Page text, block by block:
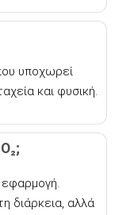
υποχωρεί
και φυσική.
εφαρμογή.
διάρκεια, αλλά